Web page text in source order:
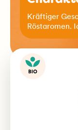
Kräftiger
Röstaromen.